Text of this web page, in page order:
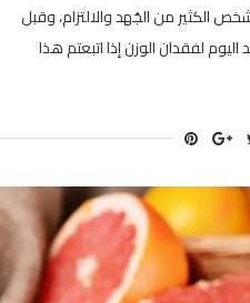
الكثير من الجُهد والالتزام، وقبل
اليوم لفقدان الوزن إذا اتبعتم هذا